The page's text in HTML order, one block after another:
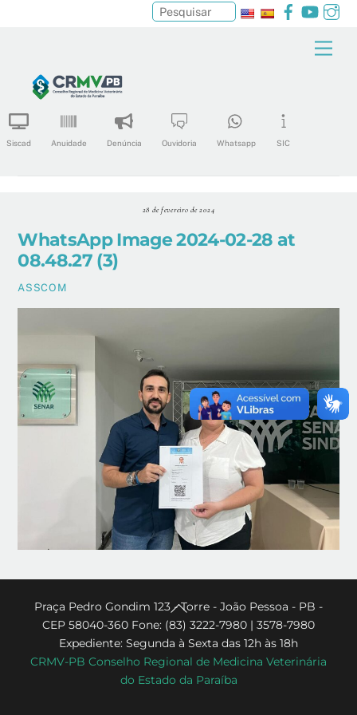
content
Facebook
Siscad Anuidade Denúncia Ouvidoria Whatsapp SIC
Pesquisar
28 de fevereiro de 2024
WhatsApp Image 2024-02-28 at
08.48.27 (3)
ASSCOM
Back
To
Top
Praça Pedro Gondim 123 - Torre - João Pessoa - PB -
CEP 58040-360 Fone: (83) 3222-7980 | 3578-7980
Expediente: Segunda à Sexta das 12h às 18h
CRMV-PB Conselho Regional de Medicina Veterinária
do Estado da Paraíba